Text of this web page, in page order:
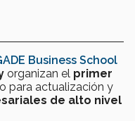
Business School
organizan el primer
para actualización y
de alto nivel